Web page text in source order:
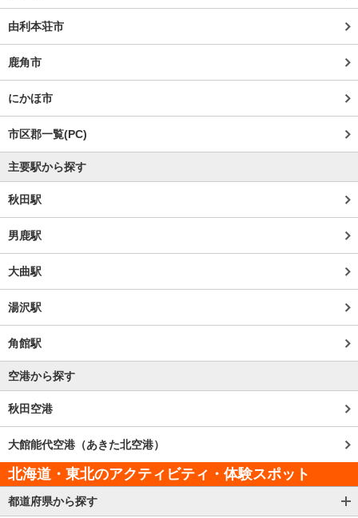
由利本荘市
鹿角市
にかほ市
市区郡一覧(PC)
主要駅から探す
秋田駅
男鹿駅
大曲駅
湯沢駅
角館駅
空港から探す
秋田空港
大館能代空港（あきた北空港）
北海道・東北のアクティビティ・体験スポット
都道府県から探す